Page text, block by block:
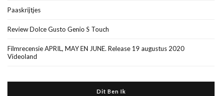
Paaskrijtjes
Review Dolce Gusto Genio S Touch
Filmrecensie APRIL, MAY EN JUNE. Release 19 augustus 2020
Videoland
Dit Ben Ik